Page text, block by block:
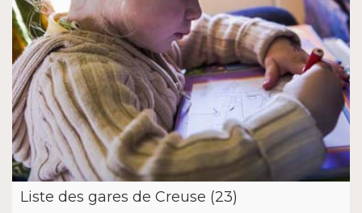
Liste des gares de Creuse (23)